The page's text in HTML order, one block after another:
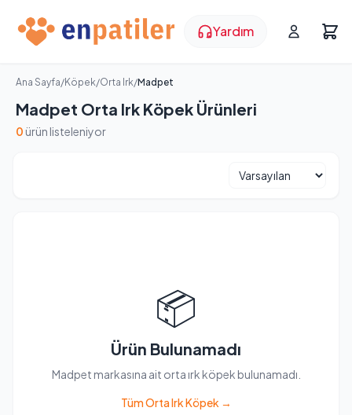
Yardım
Ana Sayfa/Köpek/Orta Irk/Madpet
Madpet Orta Irk Köpek Ürünleri
0 ürün listeleniyor
📦
Ürün Bulunamadı
Madpet markasına ait orta ırk köpek bulunamadı.
Tüm Orta Irk Köpek →